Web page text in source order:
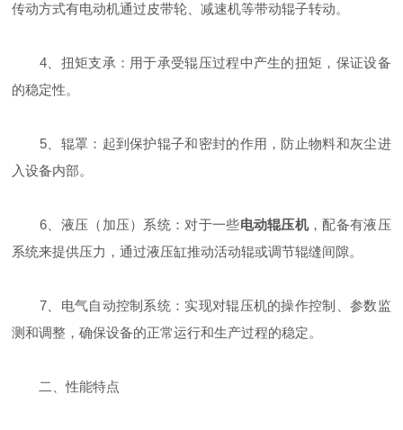
传动方式有电动机通过皮带轮、减速机等带动辊子转动。
4、扭矩支承：用于承受辊压过程中产生的扭矩，保证设备
的稳定性。
5、辊罩：起到保护辊子和密封的作用，防止物料和灰尘进
入设备内部。
6、液压（加压）系统：对于一些电动辊压机，配备有液压
系统来提供压力，通过液压缸推动活动辊或调节辊缝间隙。
7、电气自动控制系统：实现对辊压机的操作控制、参数监
测和调整，确保设备的正常运行和生产过程的稳定。
二、性能特点